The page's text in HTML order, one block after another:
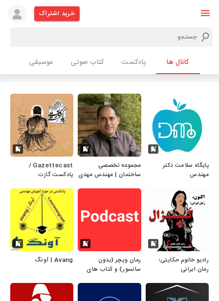
خرید اشتراک
کانال ها پادکست کتاب صوتی موسیقی
پایگاه سلامت دکتر
مهندس
مجموعه تخصصی
ساختمان | مهندس مهدی
Gazettecast /
پادکست گازت
رادیو خانوم حکایتی؛
رمان ایرانی
رمان ویچر (بدون
سانسور) و کتاب های
Avang | آونگ